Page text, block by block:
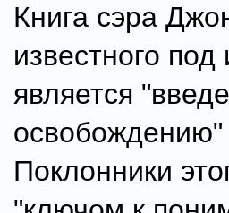
Книга сэра
известного
является
Поклонники